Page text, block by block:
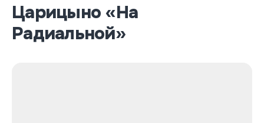
Царицыно «На
Радиальной»